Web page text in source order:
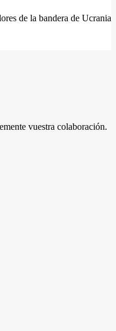
vuestra colaboración.